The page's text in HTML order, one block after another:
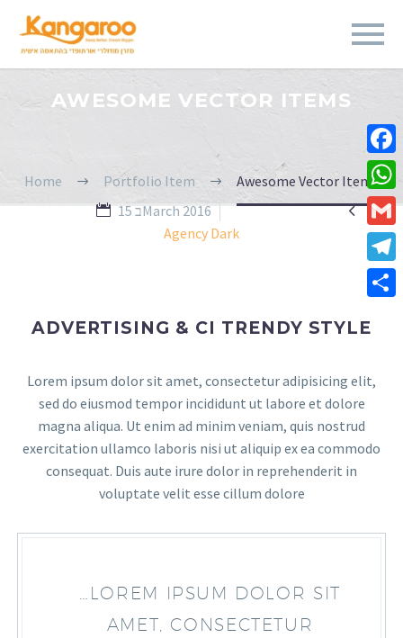
AWESOME VECTOR ITEMS
Home Portfolio Item Awesome Vector Items

15 בMarch 2016
Agency Dark
ADVERTISING & CI TRENDY STYLE
Lorem ipsum dolor sit amet, consectetur adipisicing elit,
sed do eiusmod tempor incididunt ut labore et dolore
magna aliqua. Ut enim ad minim veniam, quis nostrud
exercitation ullamco laboris nisi ut aliquip ex ea commodo
consequat. Duis aute irure dolor in reprehenderit in
voluptate velit esse cillum dolore
…LOREM IPSUM DOLOR SIT
AMET, CONSECTETUR